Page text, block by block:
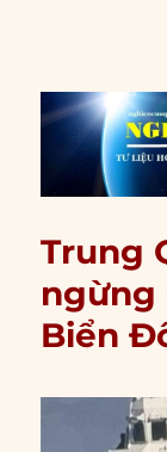
Trung
ngừng
Biển